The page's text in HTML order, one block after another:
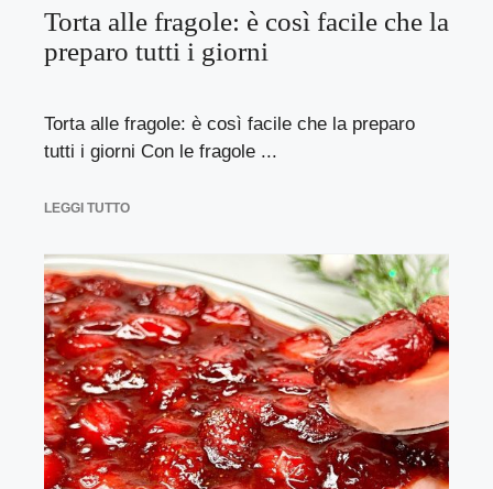
Torta alle fragole: è così facile che la
preparo tutti i giorni
Torta alle fragole: è così facile che la preparo
tutti i giorni Con le fragole ...
LEGGI TUTTO